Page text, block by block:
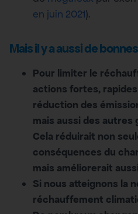
en juin 2021).
Mais il y a aussi de
Pour limiter le
actions fortes,
réduction des
mais aussi des autres
Cela réduirait non
conséquences du
mais améliorerait
Si nous atteignons la
réchauffement